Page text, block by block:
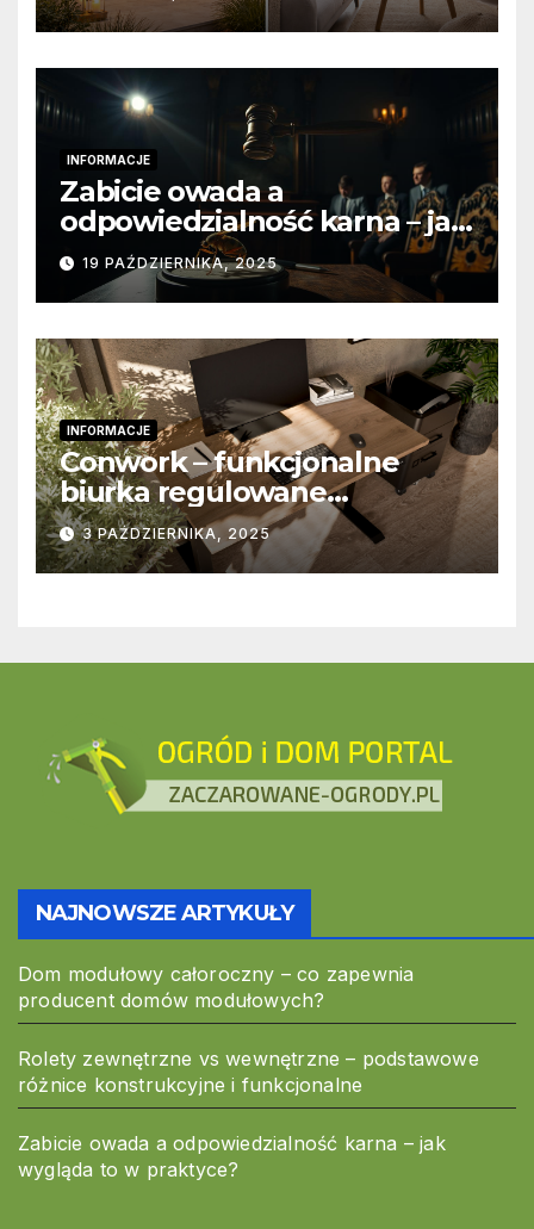
funkcjonalne
INFORMACJE
Zabicie owada a
odpowiedzialność karna – jak
wygląda to w praktyce?
19 PAŹDZIERNIKA, 2025
INFORMACJE
Conwork – funkcjonalne
biurka regulowane
stworzone z myślą o
nowoczesnych
przestrzeniach pracy
3 PAŹDZIERNIKA, 2025
NAJNOWSZE ARTYKUŁY
Dom modułowy całoroczny – co zapewnia
producent domów modułowych?
Rolety zewnętrzne vs wewnętrzne – podstawowe
różnice konstrukcyjne i funkcjonalne
Zabicie owada a odpowiedzialność karna – jak
wygląda to w praktyce?